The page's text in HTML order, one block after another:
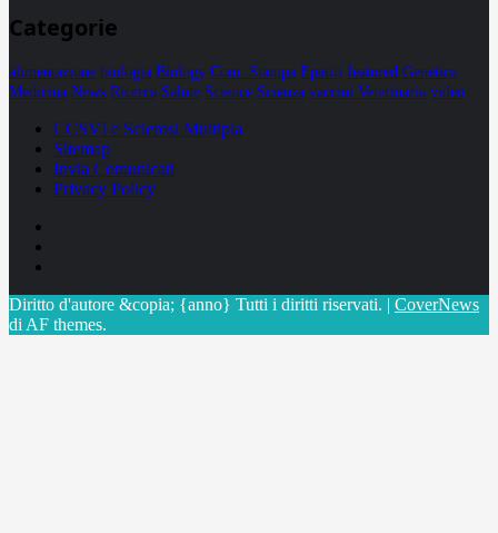
Categorie
alimentazione biologia Biology Com. Stampa Epatiti featured Genetica
Medicina News Ricerca Salute Science Scienza vaccini Veterinaria video
CCSVI e Sclerosi Multipla
Sitemap
Invia Comunicati
Privacy Policy
Diritto d'autore &copia; {anno} Tutti i diritti riservati. | CoverNews
di AF themes.